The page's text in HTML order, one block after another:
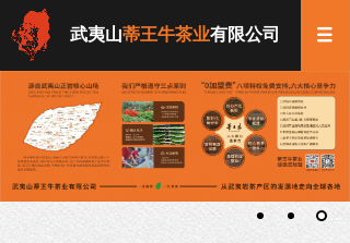
武夷山蒂王牛茶业有限公司